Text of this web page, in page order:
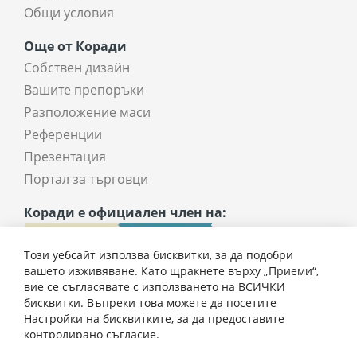
Общи условия
Още от Коради
Собствен дизайн
Вашите препоръки
Разположение маси
Референции
Презентация
Портал за търговци
Коради е официален член на:
Този уебсайт използва бисквитки, за да подобри
вашето изживяване. Като щракнете върху „Приеми“,
вие се съгласявате с използването на ВСИЧКИ
бисквитки. Въпреки това можете да посетите
Настройки на бисквитките, за да предоставите
контролирано съгласие.